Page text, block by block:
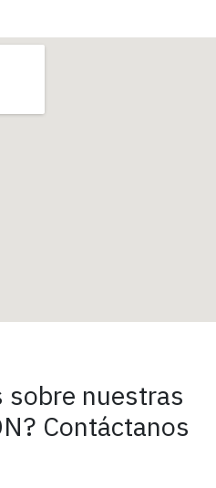
sobre nuestras
Contáctanos